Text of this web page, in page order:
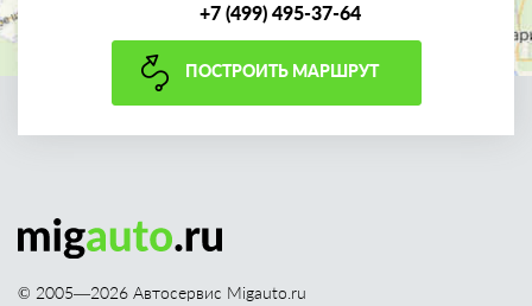
+7 (499) 495-37-64
ПОСТРОИТЬ МАРШРУТ
© 2005—2026 Автосервис Migauto.ru